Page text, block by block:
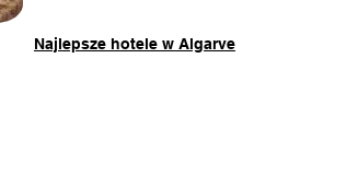
Najlepsze hotele w Algarve